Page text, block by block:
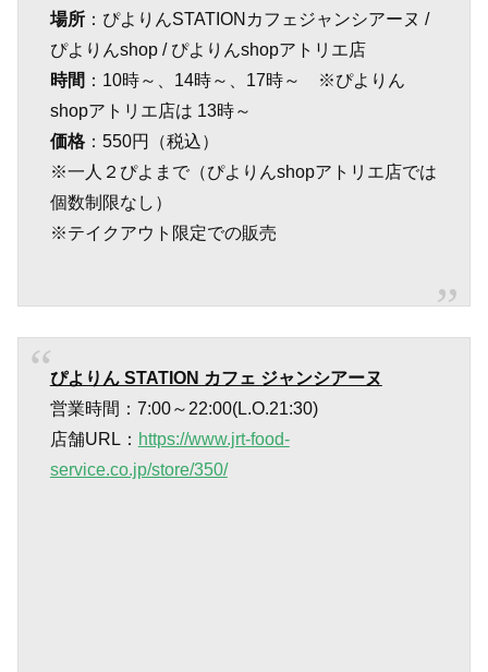
場所：ぴよりんSTATIONカフェジャンシアーヌ /
ぴよりんshop / ぴよりんshopアトリエ店
時間 ：10時～、14時～、17時～ ※ぴよりん
shopアトリエ店は 13時～
価格：550円（税込）
※一人２ぴよまで（ぴよりんshopアトリエ店では
個数制限なし）
※テイクアウト限定での販売
ぴよりん STATION カフェ ジャンシアーヌ
営業時間：7:00～22:00(L.O.21:30)
店舗URL： https://www.jrt-food-
service.co.jp/store/350/